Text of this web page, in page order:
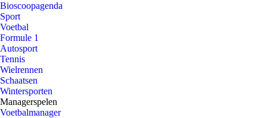
Bioscoopagenda
Sport
Voetbal
Formule 1
Autosport
Tennis
Wielrennen
Schaatsen
Wintersporten
Managerspelen
Voetbalmanager